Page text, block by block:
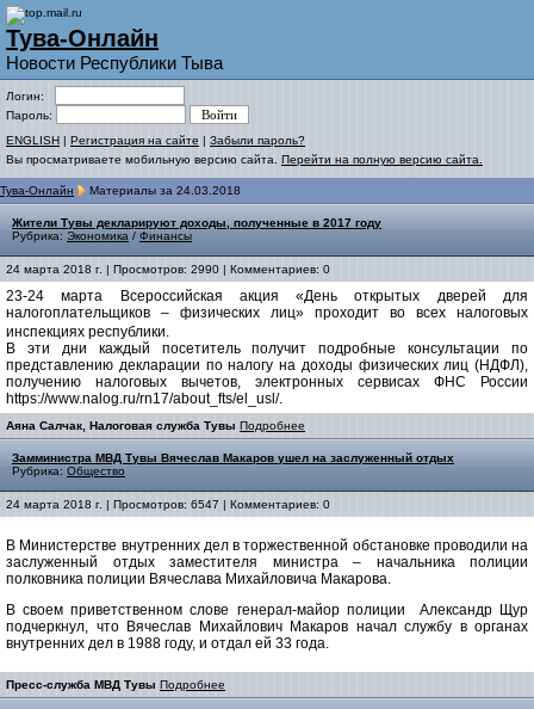
Тува-Онлайн
Новости Республики Тыва
Логин:
Пароль:
ENGLISH | Регистрация на сайте | Забыли пароль?
Вы просматриваете мобильную версию сайта. Перейти на полную версию сайта.
Тува-Онлайн Материалы за 24.03.2018
Жители Тувы декларируют доходы, полученные в 2017 году
Рубрика: Экономика / Финансы
24 марта 2018 г. | Просмотров: 2990 | Комментариев: 0
23-24 марта Всероссийская акция «День открытых дверей для
налогоплательщиков – физических лиц» проходит во всех налоговых
инспекциях республики.
В эти дни каждый посетитель получит подробные консультации по
представлению декларации по налогу на доходы физических лиц (НДФЛ),
получению налоговых вычетов, электронных сервисах ФНС России
https://www.nalog.ru/rn17/about_fts/el_usl/.
Аяна Салчак, Налоговая служба Тувы Подробнее
Замминистра МВД Тувы Вячеслав Макаров ушел на заслуженный отдых
Рубрика: Общество
24 марта 2018 г. | Просмотров: 6547 | Комментариев: 0
В Министерстве внутренних дел в торжественной обстановке проводили на
заслуженный отдых заместителя министра – начальника полиции
полковника полиции Вячеслава Михайловича Макарова.
В своем приветственном слове генерал-майор полиции Александр Щур
подчеркнул, что Вячеслав Михайлович Макаров начал службу в органах
внутренних дел в 1988 году, и отдал ей 33 года.
Пресс-служба МВД Тувы Подробнее